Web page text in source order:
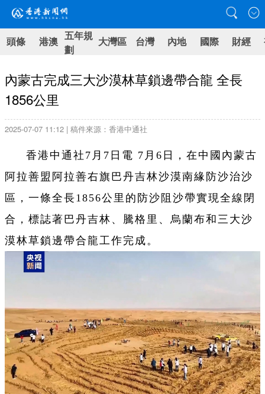
頭條 港澳 五年規
劃
大灣區 台灣 內地 國際 財經
內蒙古完成三大沙漠林草鎖邊帶合龍 全長
1856公里
2025-07-07 11:12 | 稿件來源：香港中通社
香港中通社7月7日電 7月6日，在中國內蒙古
阿拉善盟阿拉善右旗巴丹吉林沙漠南緣防沙治沙
區，一條全長1856公里的防沙阻沙帶實現全線閉
合，標誌著巴丹吉林、騰格里、烏蘭布和三大沙
漠林草鎖邊帶合龍工作完成。